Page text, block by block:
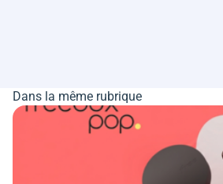
Dans la même rubrique